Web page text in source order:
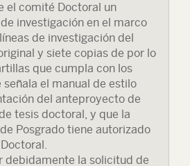
el comité Doctoral un
investigación en el marco
de investigación del
y siete copias de por lo
que cumpla con los
señala el manual de estilo
del anteproyecto de
tesis doctoral, y que la
Posgrado tiene autorizado
debidamente la solicitud de